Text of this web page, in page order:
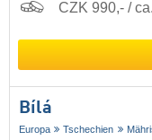
CZK 990,- /
Bílá
Europa Tschechien